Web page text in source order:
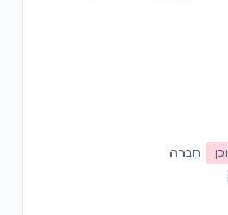
חברה